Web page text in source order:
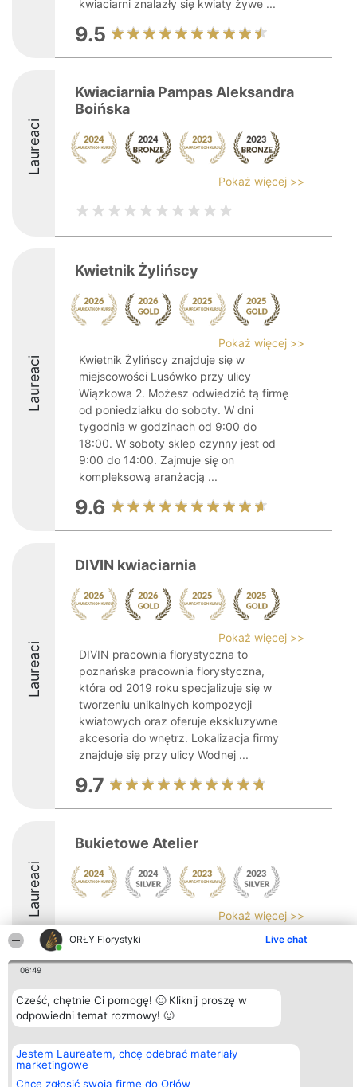
ORŁY Florystyki Live chat
06:49
Cześć, chętnie Ci pomogę! 🙂 Kliknij proszę w
odpowiedni temat rozmowy! 🙂
Jestem Laureatem, chcę odebrać materiały
marketingowe
Chcę zgłosić swoją firmę do Orłów
kwiaciarni znalazły się kwiaty żywe ...
9.5
Laureaci
Kwiaciarnia Pampas Aleksandra
Boińska
Pokaż więcej >>
Laureaci
Kwietnik Żylińscy
Pokaż więcej >>
Kwietnik Żylińscy znajduje się w
miejscowości Lusówko przy ulicy
Wiązkowa 2. Możesz odwiedzić tą firmę
od poniedziałku do soboty. W dni
tygodnia w godzinach od 9:00 do
18:00. W soboty sklep czynny jest od
9:00 do 14:00. Zajmuje się on
kompleksową aranżacją ...
9.6
Laureaci
DIVIN kwiaciarnia
Pokaż więcej >>
DIVIN pracownia florystyczna to
poznańska pracownia florystyczna,
która od 2019 roku specjalizuje się w
tworzeniu unikalnych kompozycji
kwiatowych oraz oferuje ekskluzywne
akcesoria do wnętrz. Lokalizacja firmy
znajduje się przy ulicy Wodnej ...
9.7
Laureaci
Bukietowe Atelier
Pokaż więcej >>
Organizator plebiscytu
Bright Side Solutions sp. z o.
o. sp. k.
Wrocław 50-079
KRS 0000749100 | Regon
381313360 | NIP 8943132676
Plebiscyt
Laureaci
Lista
Laureatów
Zasady
Kontakt